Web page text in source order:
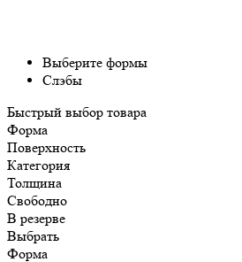
Выберите формы
Слэбы
Быстрый выбор товара
Форма
Поверхность
Категория
Толщина
Свободно
В резерве
Выбрать
Форма